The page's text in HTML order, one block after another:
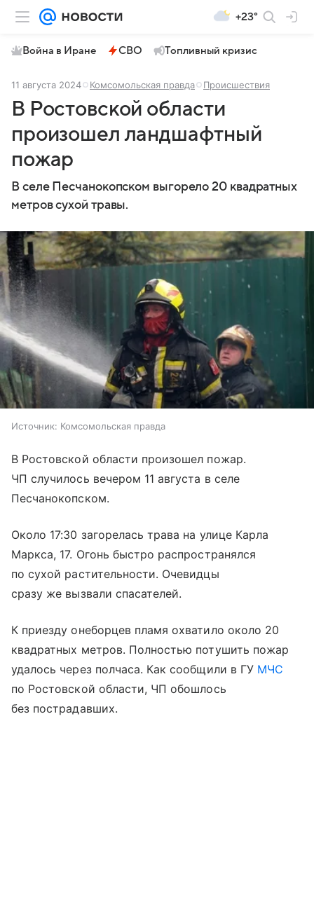
+23°
Война в Иране СВО Топливный кризис
11 августа 2024 Комсомольская правда Происшествия
В Ростовской области
произошел ландшафтный
пожар
В селе Песчанокопском выгорело 20 квадратных
метров сухой травы.
Источник: Комсомольская правда
В Ростовской области произошел пожар.
ЧП случилось вечером 11 августа в селе
Песчанокопском.
Около 17:30 загорелась трава на улице Карла
Маркса, 17. Огонь быстро распространялся
по сухой растительности. Очевидцы
сразу же вызвали спасателей.
К приезду онеборцев пламя охватило около 20
квадратных метров. Полностью потушить пожар
удалось через полчаса. Как сообщили в ГУ МЧС
по Ростовской области, ЧП обошлось
без пострадавших.